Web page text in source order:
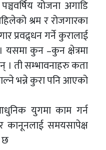
योजना अगाडि
श्रम र रोजगारका
प्रवद्र्धन गर्ने कुरालाई
यसमा कुन –कुन क्षेत्रमा
। ती सम्भावनाहरु कता
भन्ने कुरा पनि आएको
युगमा काम गर्न
कानूनलाई समयसापेक्ष
छ